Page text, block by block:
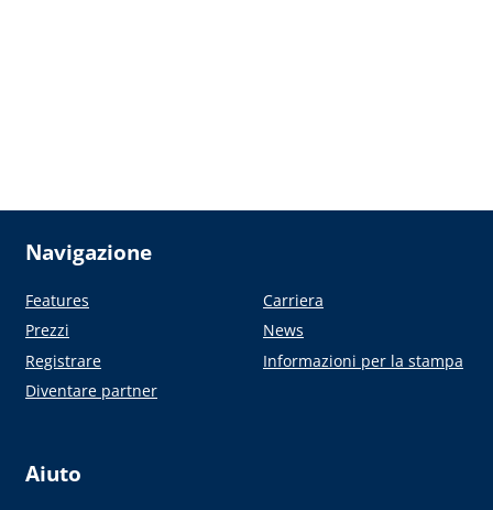
Navigazione
Features
Prezzi
Registrare
Diventare partner
Carriera
News
Informazioni per la stampa
Aiuto